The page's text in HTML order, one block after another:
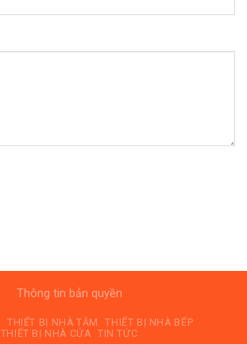
Thông tin bản quyền
THIẾT BỊ NHÀ TẮM
THIẾT BỊ NHÀ BẾP
THIẾT BỊ NHÀ CỬA
TIN TỨC